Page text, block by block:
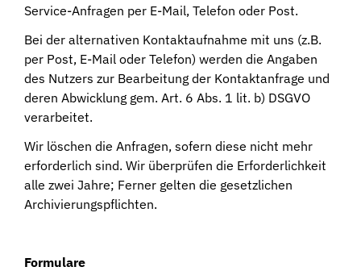
Service-Anfragen per E-Mail, Telefon oder Post.
Bei der alternativen Kontaktaufnahme mit uns (z.B.
per Post, E-Mail oder Telefon) werden die Angaben
des Nutzers zur Bearbeitung der Kontaktanfrage und
deren Abwicklung gem. Art. 6 Abs. 1 lit. b) DSGVO
verarbeitet.
Wir löschen die Anfragen, sofern diese nicht mehr
erforderlich sind. Wir überprüfen die Erforderlichkeit
alle zwei Jahre; Ferner gelten die gesetzlichen
Archivierungspflichten.
Formulare